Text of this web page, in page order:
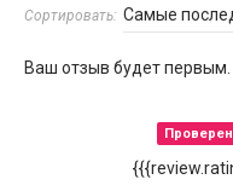
Сортировать:
Ваш отзыв будет первым.